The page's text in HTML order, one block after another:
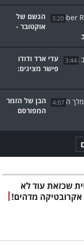
3:20
הגשם של
אוקטובר -
3:44
עדי ארד ודודו
פישר מציגים:
4:07
הבן של הזמר
המפורסם
שכזאת עוד לא
מדהים!